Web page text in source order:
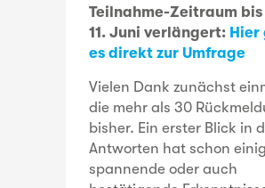
Teilnahme-Zeitraum bis
11. Juni verlängert: Hier
es direkt zur Umfrage
Vielen Dank zunächst
die mehr als 30
bisher. Ein erster Blick in
Antworten hat schon
spannende oder auch